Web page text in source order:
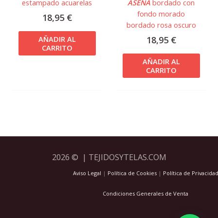
estampado acuarelas
18,95 €
AÑADIR AL
CARRITO
ASENA bordado con
fondo morado
bordado rosa oscuro
18,95 €
AÑADIR AL
CARRITO
2026 © | TEJIDOSYTELAS.COM
Aviso Legal | Política de Cookies| Política de Privacidad
Condiciones Generales de Venta